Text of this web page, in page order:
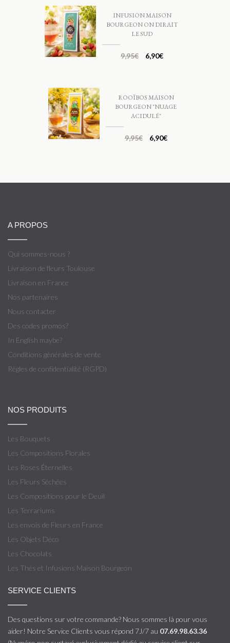
INFUSION MAISON
BOURGEON ON DIRAIT
LE SUD
9,95€ 6,90€
ROOÏBOS MAISON
BOURGEON "NUAGE
ACIDULÉ"
9,95€ 6,90€
A PROPOS
Qui sommes-nous ?
Livraison de fleurs Toulouse
Livraison en France
Nos partenaires
Nous contacter
Des codes promos?
In English maybe?
Conditions générales de vente
Règles de confidentialité (RGPD)
NOS PRODUITS
Les Bouquets
Les Compositions Florales
Les Roses Éternelles
Les Fleurs Séchées
Les Compositions pour le Deuil
Les Terrariums
Les envois de Fleurs en France
Les Objets Déco
Les Chocolats
Les Thés et Infusions Maison Bourgeon
SERVICE CLIENTS
Des questions sur votre commande? Nous sommes là pour vous
aider! Notre Service Clients vous répond 7J/7 au 07.69.98.63.36